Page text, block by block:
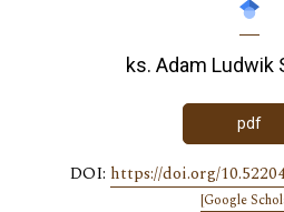
ks. Adam Ludwik
pdf
DOI: https://doi.org/
[Google